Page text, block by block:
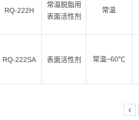
RQ-222H
常温脱脂用
表面活性剂
常温
RQ-222SA 表面活性剂 常温~60℃
‹